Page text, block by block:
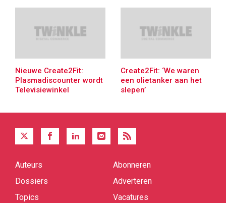
Nieuwe Create2Fit:
Plasmadiscounter wordt
Televisiewinkel
Create2Fit: ‘We waren
een olietanker aan het
slepen’
Quick
Auteurs
Dossiers
Topics
Abonneren
Adverteren
Vacatures